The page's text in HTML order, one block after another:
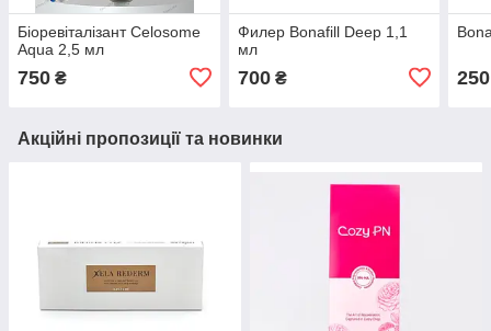
Біоревіталізант Celosome
Aqua 2,5 мл
750 ₴
Филер Bonafill Deep 1,1
мл
700₴ 250
Акційні пропозиції та новинки